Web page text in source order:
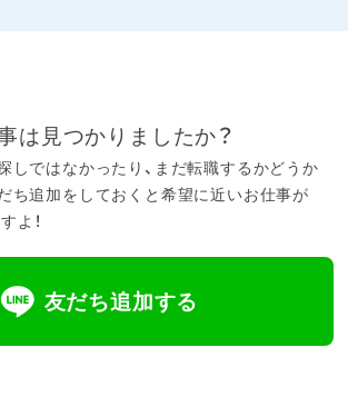
は見つかりましたか？
しではなかったり、まだ転職するかどうか
ち追加をしておくと希望に近いお仕事が
よ！
友だち追加する